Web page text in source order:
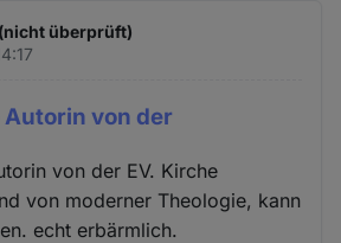
überprüft)
von der
von der EV. Kirche
von moderner Theologie, kann
echt erbärmlich.